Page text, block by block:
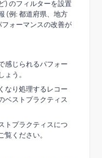
) のフィルターを設置
(例: 都道府県、地方
ォーマンスの改善が
感じられるパフォー
う。
なり処理するレコー
ベストプラクティス
トプラクティスにつ
ください。